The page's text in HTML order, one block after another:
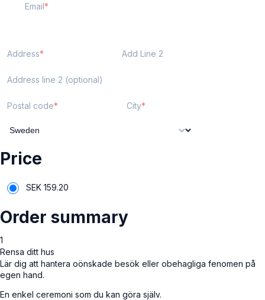
Email
Address Add Line 2
Address line 2 (optional)
Postal code City
Price
SEK 159.20
Order summary
1
Rensa ditt hus
Lär dig att hantera oönskade besök eller obehagliga fenomen på
egen hand.
En enkel ceremoni som du kan göra själv.